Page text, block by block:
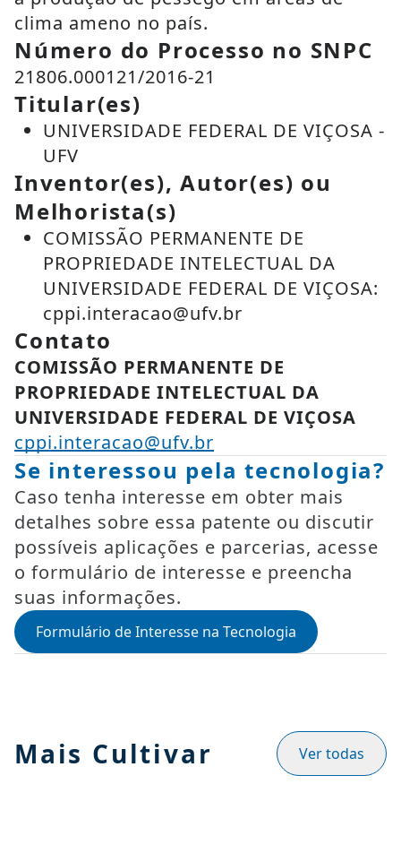
clima ameno no país.
Número do Processo no SNPC
21806.000121/2016-21
Titular(es)
UNIVERSIDADE FEDERAL DE VIÇOSA -
UFV
Inventor(es), Autor(es) ou
Melhorista(s)
COMISSÃO PERMANENTE DE
PROPRIEDADE INTELECTUAL DA
UNIVERSIDADE FEDERAL DE VIÇOSA:
cppi.interacao@ufv.br
Contato
COMISSÃO PERMANENTE DE
PROPRIEDADE INTELECTUAL DA
UNIVERSIDADE FEDERAL DE VIÇOSA
cppi.interacao@ufv.br
Se interessou pela tecnologia?
Caso tenha interesse em obter mais
detalhes sobre essa patente ou discutir
possíveis aplicações e parcerias, acesse
o formulário de interesse e preencha
suas informações.
Formulário de Interesse na Tecnologia
Mais Cultivar Ver todas